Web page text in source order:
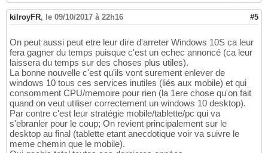
kilroyFR, le 09/10/2017 à 22h16 #5
On peut aussi peut etre leur dire d'arreter Windows 10S ca leur
fera gagner du temps puisque c'est un echec annoncé (ca leur
laissera du temps sur des choses plus utiles).
La bonne nouvelle c'est qu'ils vont surement enlever de
windows 10 tous ces services inutiles (liés aux mobile) et qui
consomment CPU/memoire pour rien (la 1ere chose qu'on fait
quand on veut utiliser correctement un windows 10 desktop).
Par contre c'est leur stratégie mobile/tablette/pc qui va
s'ebranler pour le coup; On revient principalement sur le
desktop au final (tablette etant anecdotique voir va suivre le
meme chemin que le mobile).